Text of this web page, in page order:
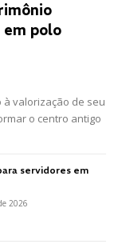
polo
à valorização de seu
o centro antigo
servidores em
2026